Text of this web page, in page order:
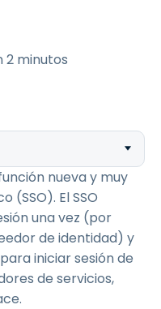
2 minutos
nueva y muy
(SSO). El SSO
una vez (por
de identidad) y
iniciar sesión de
de servicios,